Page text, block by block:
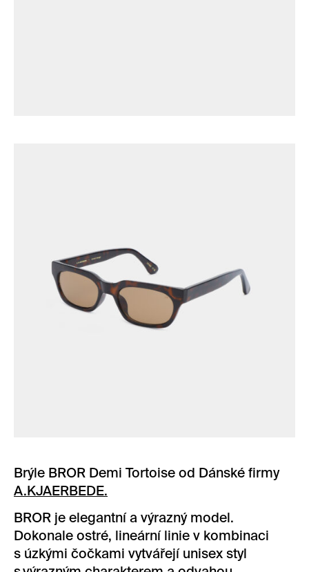
Brýle BROR Demi Tortoise od Dánské firmy
A.KJAERBEDE.
BROR je elegantní a výrazný model.
Dokonale ostré, lineární linie v kombinaci
s úzkými čočkami vytvářejí unisex styl